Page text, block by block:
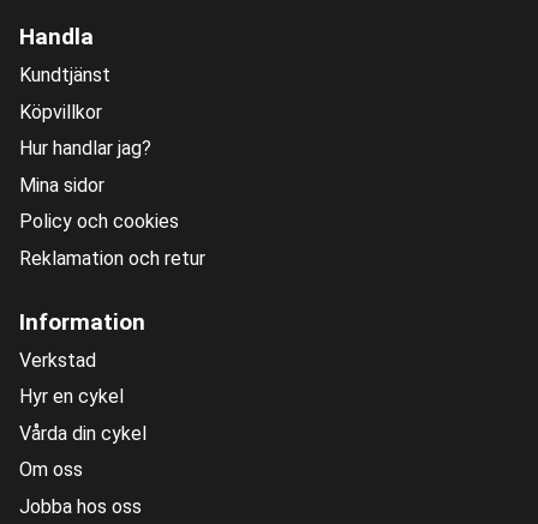
Handla
Kundtjänst
Köpvillkor
Hur handlar jag?
Mina sidor
Policy och cookies
Reklamation och retur
Information
Verkstad
Hyr en cykel
Vårda din cykel
Om oss
Jobba hos oss